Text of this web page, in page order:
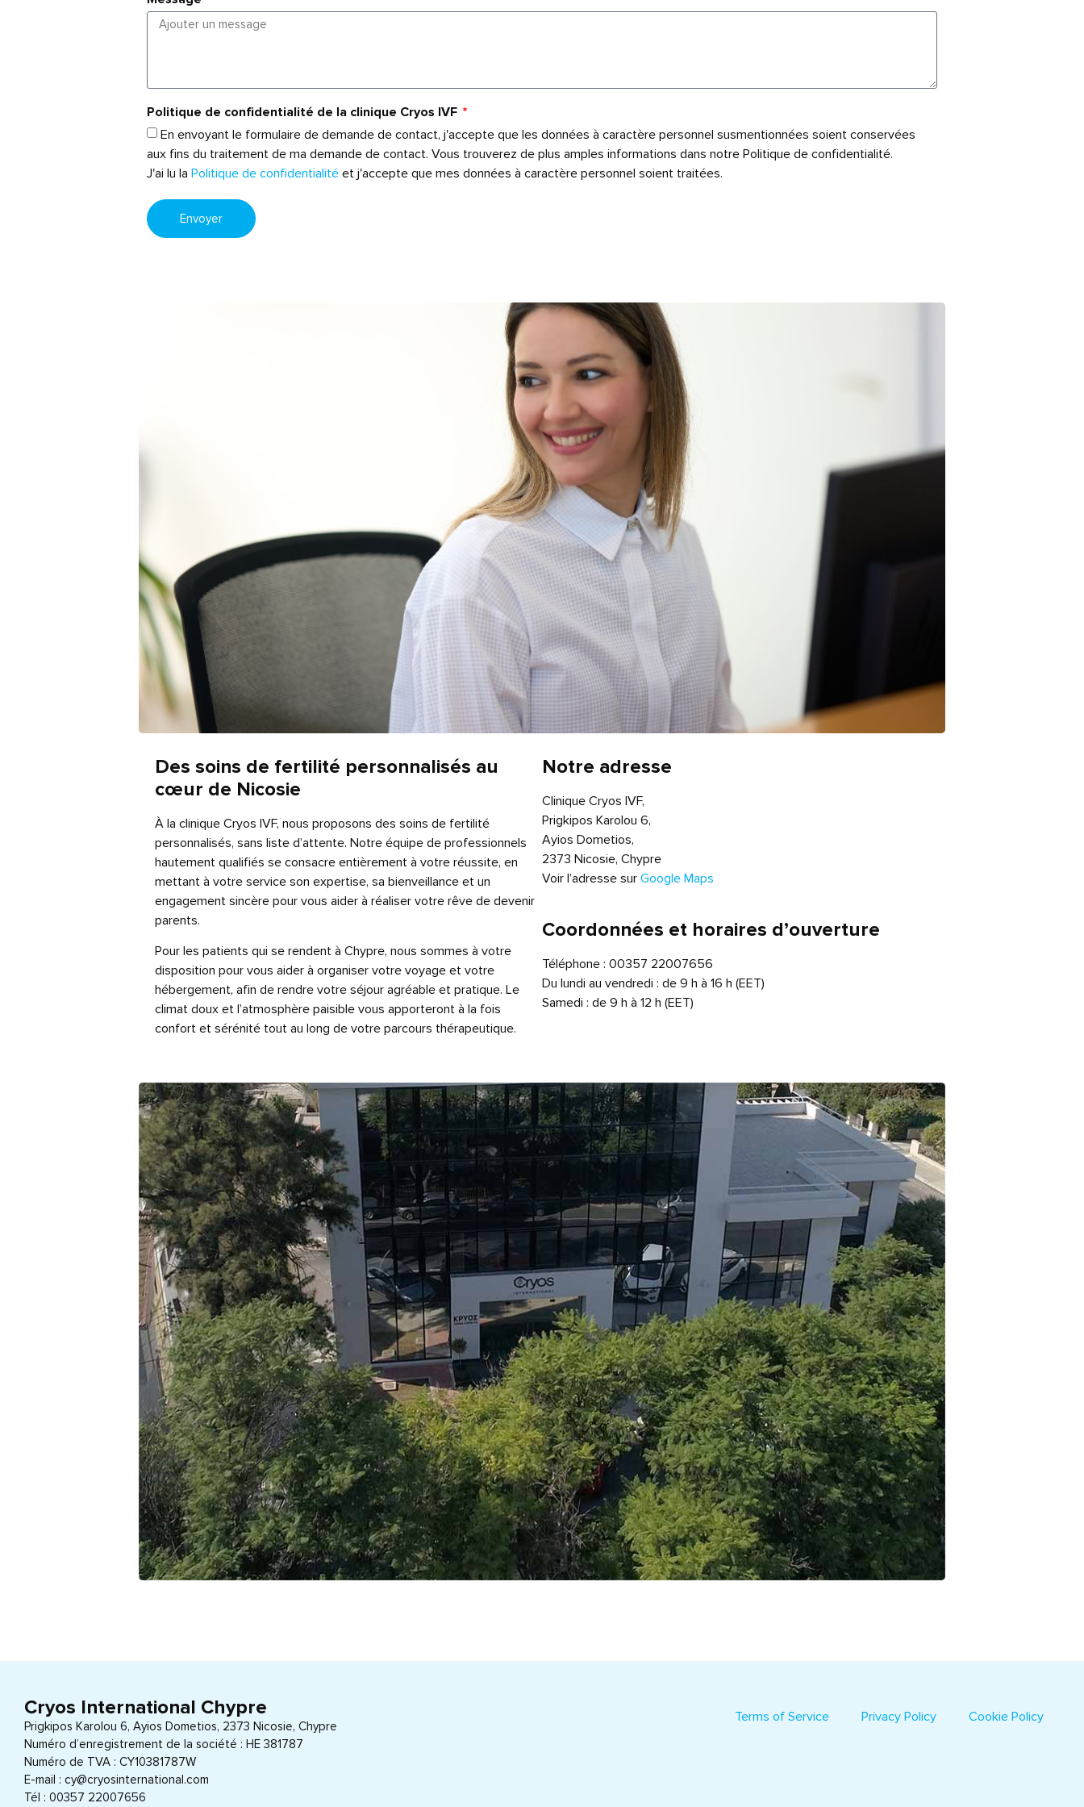
Politique de confidentialité de la clinique Cryos IVF
En envoyant le formulaire de demande de contact, j'accepte que les données à caractère personnel susmentionnées soient conservées
aux fins du traitement de ma demande de contact. Vous trouverez de plus amples informations dans notre Politique de confidentialité.
J'ai lu la Politique de confidentialité et j'accepte que mes données à caractère personnel soient traitées.
Envoyer
Des soins de fertilité personnalisés au
cœur de Nicosie
À la clinique Cryos IVF, nous proposons des soins de fertilité
personnalisés, sans liste d’attente. Notre équipe de professionnels
hautement qualifiés se consacre entièrement à votre réussite, en
mettant à votre service son expertise, sa bienveillance et un
engagement sincère pour vous aider à réaliser votre rêve de devenir
parents.
Pour les patients qui se rendent à Chypre, nous sommes à votre
disposition pour vous aider à organiser votre voyage et votre
hébergement, afin de rendre votre séjour agréable et pratique. Le
climat doux et l’atmosphère paisible vous apporteront à la fois
confort et sérénité tout au long de votre parcours thérapeutique.
Notre adresse
Clinique Cryos IVF,
Prigkipos Karolou 6,
Ayios Dometios,
2373 Nicosie, Chypre
Voir l’adresse sur Google Maps
Coordonnées et horaires d’ouverture
Téléphone : 00357 22007656
Du lundi au vendredi : de 9 h à 16 h (EET)
Samedi : de 9 h à 12 h (EET)
Cryos International Chypre
Prigkipos Karolou 6, Ayios Dometios, 2373 Nicosie, Chypre
Numéro d’enregistrement de la société : HE 381787
Numéro de TVA : CY10381787W
E-mail : cy@cryosinternational.com
Tél : 00357 22007656
Terms of Service Privacy Policy Cookie Policy